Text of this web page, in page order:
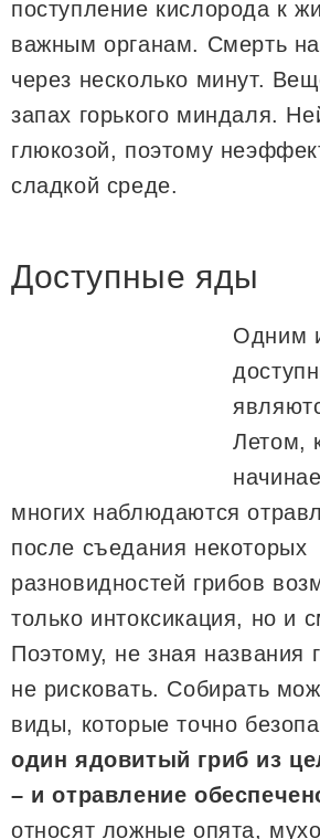
поступление кислорода к
важным органам. Смерть
через несколько минут.
запах горького миндаля.
глюкозой, поэтому
сладкой среде.
Доступные яды
Одним
Летом,
многих наблюдаются
после съедания некоторых
разновидностей грибов
только интоксикация, но и
Поэтому, не зная названия
не рисковать. Собирать
виды, которые точно
один ядовитый гриб из
– и отравление
относят ложные опята,